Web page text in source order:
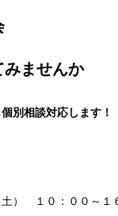
みませんか
別相談対応します！
） １０：００～１